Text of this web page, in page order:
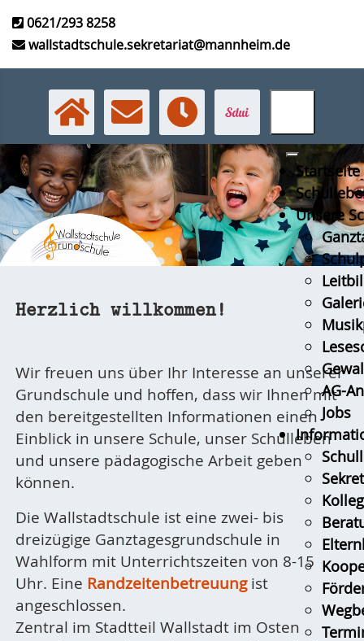
0621/293 8258
wallstadtschule.sekretariat@mannheim.de
Startseite
Unsere
AG-
Jobs
Herzlich willkommen!
Wir freuen uns über Ihr Interesse an unserer
Grundschule und hoffen, dass wir Ihnen mit
den bereitgestellten Informationen einen
Einblick in unsere Schule, unser Schulleben
und unsere pädagogische Arbeit geben
können.
Die Wallstadtschule ist eine zwei- bis
dreizügige Ganztagesgrundschule in
Wahlform mit Unterrichtszeiten von 8-15
Uhr. Eine Randzeitenbetreuungist
angeschlossen.
Zentral im Stadtteil Wallstadt im Osten